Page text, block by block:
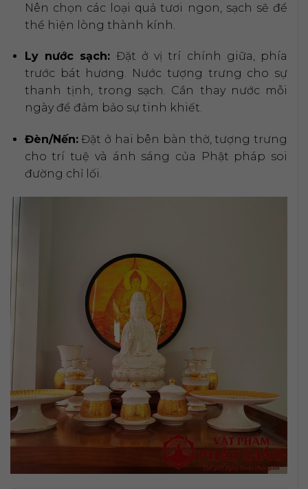
Nên chọn các loại quả tươi ngon, sạch sẽ để
thể hiện lòng thành kính.
Ly nước sạch: Đặt ở vị trí chính giữa, phía
trước bát hương. Nước tượng trưng cho sự
thanh tịnh, trong sạch. Cần thay nước mỗi
ngày để đảm bảo sự tinh khiết.
Đèn/Nến:Đặt ở hai bên bàn thờ, tượng trưng
cho trí tuệ và ánh sáng của Phật pháp soi
đường chỉ lối.